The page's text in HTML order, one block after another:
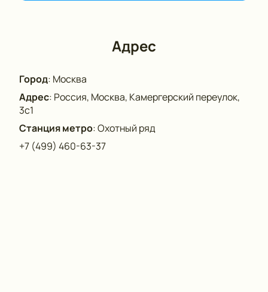
Адрес
Город: Москва
Адрес: Россия, Москва, Камергерский переулок,
3с1
Станция метро:Охотный ряд
+7 (499) 460-63-37